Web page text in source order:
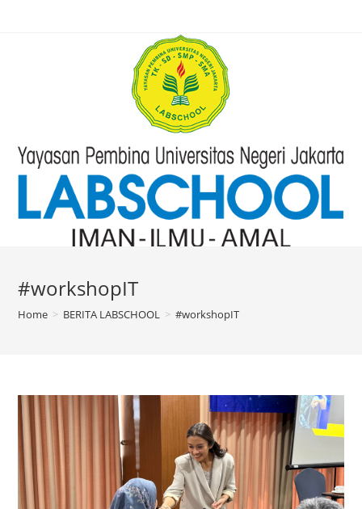
#workshopIT
Home > BERITA LABSCHOOL > #workshopIT